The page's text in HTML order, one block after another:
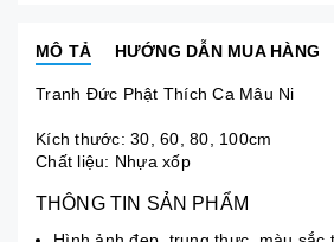
MÔ TẢ HƯỚNG DẪN MUA HÀNG
Tranh Đức Phật Thích Ca Mâu Ni
Kích thước: 30, 60, 80, 100cm
Chất liệu: Nhựa xốp
THÔNG TIN SẢN PHẨM